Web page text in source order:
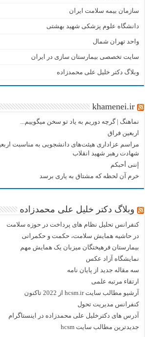
سازمان بیمه سلامت ایران
دانشگاه علوم پزشکی شهید بهشتی
واحد تهران شمال
سایت تخصصی بیمارستان سازی در ایران
وبلاگ دکتر خلیل علی محمدزاده
khamenei.ir
نماهنگ |‌ گرچه دوریم به یاد تو سخن میگوییم...
اربعین فراق
مراسم عزاداری هیئت‌های دانشجویی به مناسبت
شهادت رهبر شهید انقلاب
إننی أحبکم
خرم آن لحظه که مشتاق به یاری برسد
وبلاگ دکتر خلیل علی محمدزاده
کنفرانس تحلیل نظام های پرداخت در حوزه سلامت
در حاشیه همایش سلامت، حکمت و حکمرانی
بیمارستان فرهیختگان میزبان یک همایش مهم
نمایشگاه آزاد عکس
سه مقاله جدید از پایان نامه
ارتقاء مرتبه علمی
آرشیو مطالب سایت hcsm.ir از 2022 تاکنون
کنفرانس مدیریت تحول
آدرس های دکترخلیل علی محمدزاده در اینستاگرام
جدیدترین مطالب سایت hcsm